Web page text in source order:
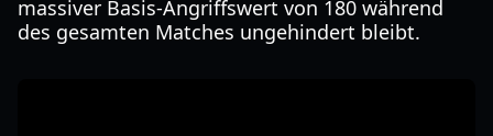
massiver Basis-Angriffswert von 180 während
des gesamten Matches ungehindert bleibt.